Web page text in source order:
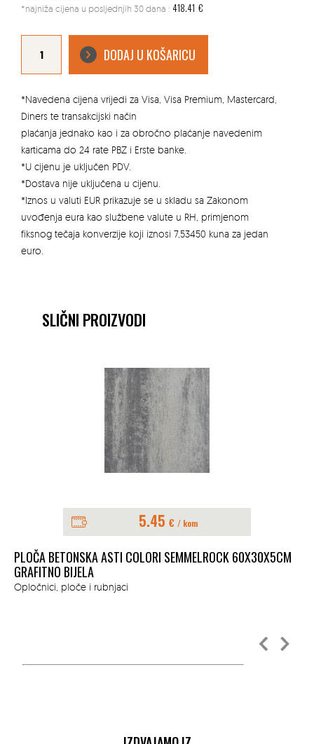
*najniža cijena u posljednjih 30 dana : 418.41 €
CVJETNJAK
610X500
količina
DODAJ U KOŠARICU
*Navedena cijena vrijedi za Visa, Visa Premium, Mastercard,
Diners te transakcijski način
plaćanja jednako kao i za obročno plaćanje navedenim
karticama do 24 rate PBZ i Erste banke.
*U cijenu je uključen PDV.
*Dostava nije uključena u cijenu.
*Iznos u valuti EUR prikazuje se u skladu sa Zakonom
uvođenja eura kao službene valute u RH, primjenom
fiksnog tečaja konverzije koji iznosi 7,53450 kuna za jedan
euro.
SLIČNI PROIZVODI
5.45 € / kom
PLOČA BETONSKA ASTI COLORI SEMMELROCK 60X30X5CM
GRAFITNO BIJELA
Opločnici, ploče i rubnjaci